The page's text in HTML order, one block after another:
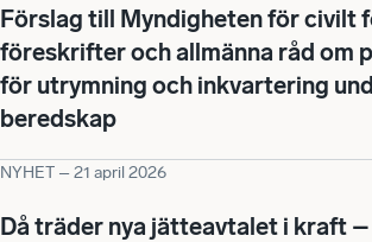
Förslag till Myndigheten för civilt
föreskrifter och allmänna råd om
för utrymning och inkvartering
beredskap
NYHET –21 april 2026
Då träder nya jätteavtalet i kraft